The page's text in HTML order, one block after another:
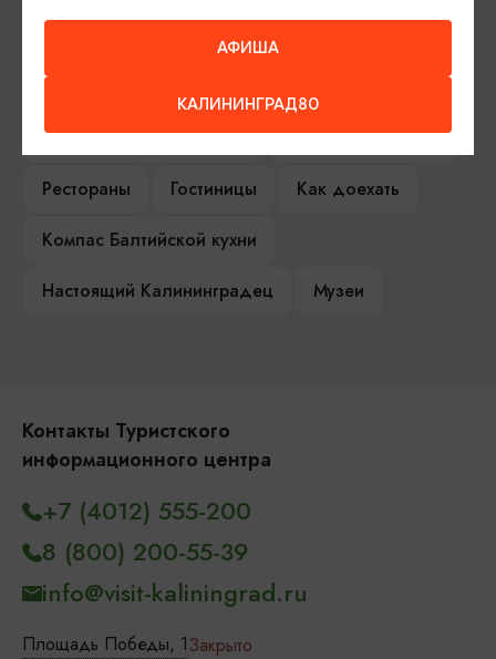
Гостевая книга
Гиды и экскурсоводы
Достопримечательности
Карты и маршруты
Рестораны
Гостиницы
Как доехать
Компас Балтийской кухни
Настоящий Калининградец
Музеи
Контакты Туристского
информационного центра
Площадь Победы, 1Закрыто
+7 (4012) 555-200
8 (800) 200-55-39
info@visit-kaliningrad.ru
АФИША
КАЛИНИНГРАД80